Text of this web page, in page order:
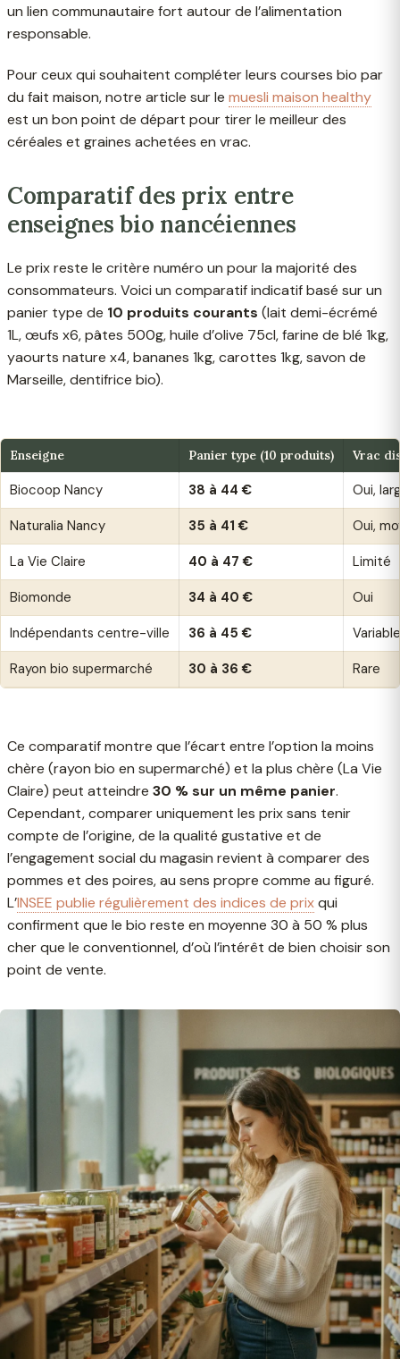
un lien communautaire fort autour de l’alimentation
responsable.
Pour ceux qui souhaitent compléter leurs courses bio par
du fait maison, notre article sur le muesli maison healthy
est un bon point de départ pour tirer le meilleur des
céréales et graines achetées en vrac.
Comparatif des prix entre
enseignes bio nancéiennes
Le prix reste le critère numéro un pour la majorité des
consommateurs. Voici un comparatif indicatif basé sur un
panier type de 10 produits courants (lait demi-écrémé
1L, œufs x6, pâtes 500g, huile d’olive 75cl, farine de blé 1kg,
yaourts nature x4, bananes 1kg, carottes 1kg, savon de
Marseille, dentifrice bio).
Enseigne Panier type (10 produits) Vrac
Biocoop Nancy 38 à 44 €
Oui,
Naturalia Nancy
35 à 41 €
Oui,
La Vie Claire
40 à 47 €
Limité
Biomonde
34 à 40 €
Oui
Indépendants centre-ville
36 à 45 €
Variable
Rayon bio supermarché
30 à 36 € Rare
Ce comparatif montre que l’écart entre l’option la moins
chère (rayon bio en supermarché) et la plus chère (La Vie
Claire) peut atteindre 30 % sur un même panier.
Cependant, comparer uniquement les prix sans tenir
compte de l’origine, de la qualité gustative et de
l’engagement social du magasin revient à comparer des
pommes et des poires, au sens propre comme au figuré.
L’INSEE publie régulièrement des indices de prixqui
confirment que le bio reste en moyenne 30 à 50 % plus
cher que le conventionnel, d’où l’intérêt de bien choisir son
point de vente.